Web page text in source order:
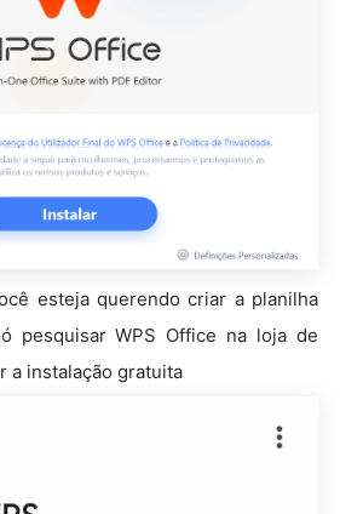
esteja querendo criar a planilha
pesquisar WPS Office na loja de
a instalação gratuita